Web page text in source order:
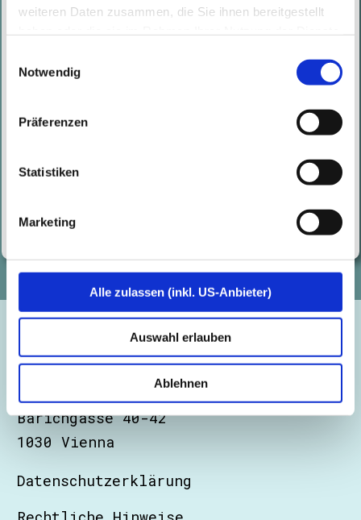
weiteren Daten zusammen, die Sie ihnen bereitgestellt
Einwilligung nicht nur von uns, sondern auch von
Drittanbietern Daten verarbeitet, die ihren Sitz teilweise in
Notwendig
Präferenzen
Statistiken
Marketing
Alle zulassen (inkl. US-Anbieter)
Auswahl erlauben
Ablehnen
Certitude Consulting GmbH
Barichgasse 40-42
1030 Vienna
Datenschutzerklärung